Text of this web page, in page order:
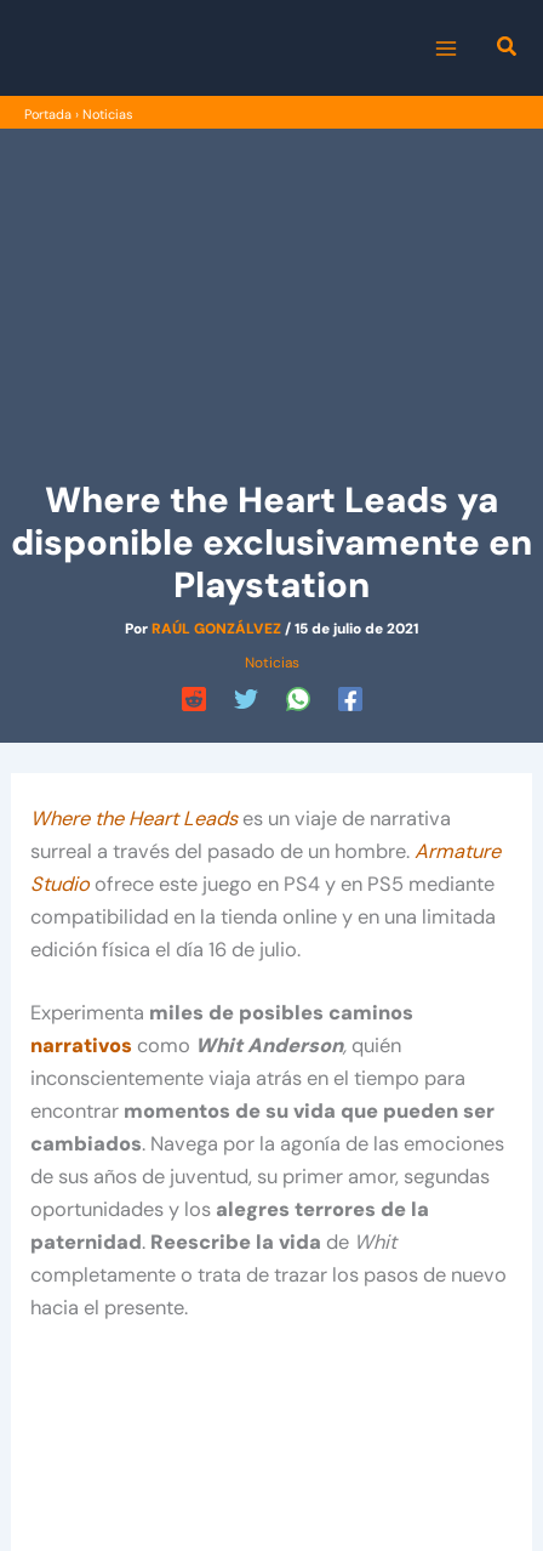
MENU
Portada › Noticias
Where the Heart Leads ya
disponible exclusivamente en
Playstation
PorRAÚL GONZÁLVEZ/15 de julio de 2021
Noticias
Where the Heart Leadses un viaje de narrativa
surreal a través del pasado de un hombre.Armature
Studioofrece este juego en PS4 y en PS5 mediante
compatibilidad en la tienda online y en una limitada
edición física el día 16 de julio.
Experimenta miles de posibles caminos
narrativos como Whit Anderson, quién
inconscientemente viaja atrás en el tiempo para
encontrar momentos de su vida que pueden ser
cambiados. Navega por la agonía de las emociones
de sus años de juventud, su primer amor, segundas
oportunidades y los alegres terrores de la
paternidad. Reescribe la vida de Whit
completamente o trata de trazar los pasos de nuevo
hacia el presente.